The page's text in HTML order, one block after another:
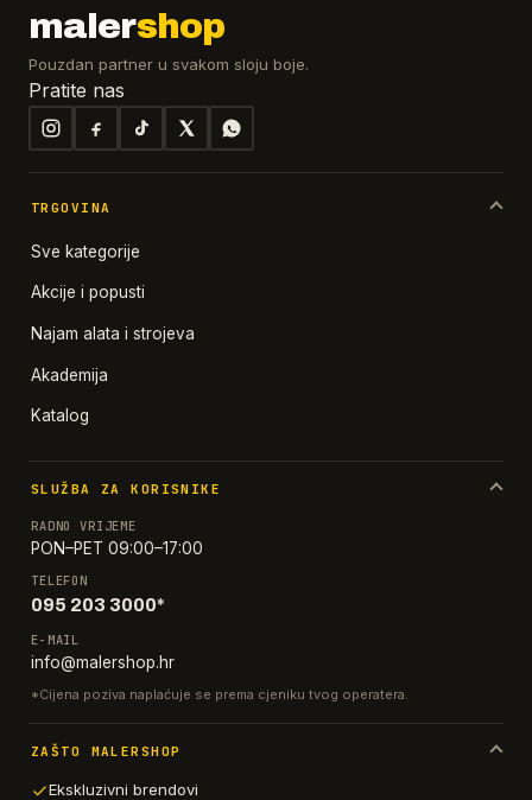
malershop
Pouzdan partner u svakom sloju boje.
Pratite nas
TRGOVINA
Sve kategorije
Akcije i popusti
Najam alata i strojeva
Akademija
Katalog
SLUŽBA ZA KORISNIKE
RADNO VRIJEME
PON–PET 09:00–17:00
TELEFON
095 203 3000*
E-MAIL
info@malershop.hr
*Cijena poziva naplaćuje se prema cjeniku tvog operatera.
ZAŠTO MALERSHOP
Ekskluzivni brendovi